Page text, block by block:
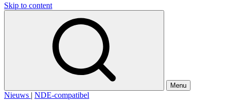
Skip to content
Menu
Nieuws | NDE-compatibel